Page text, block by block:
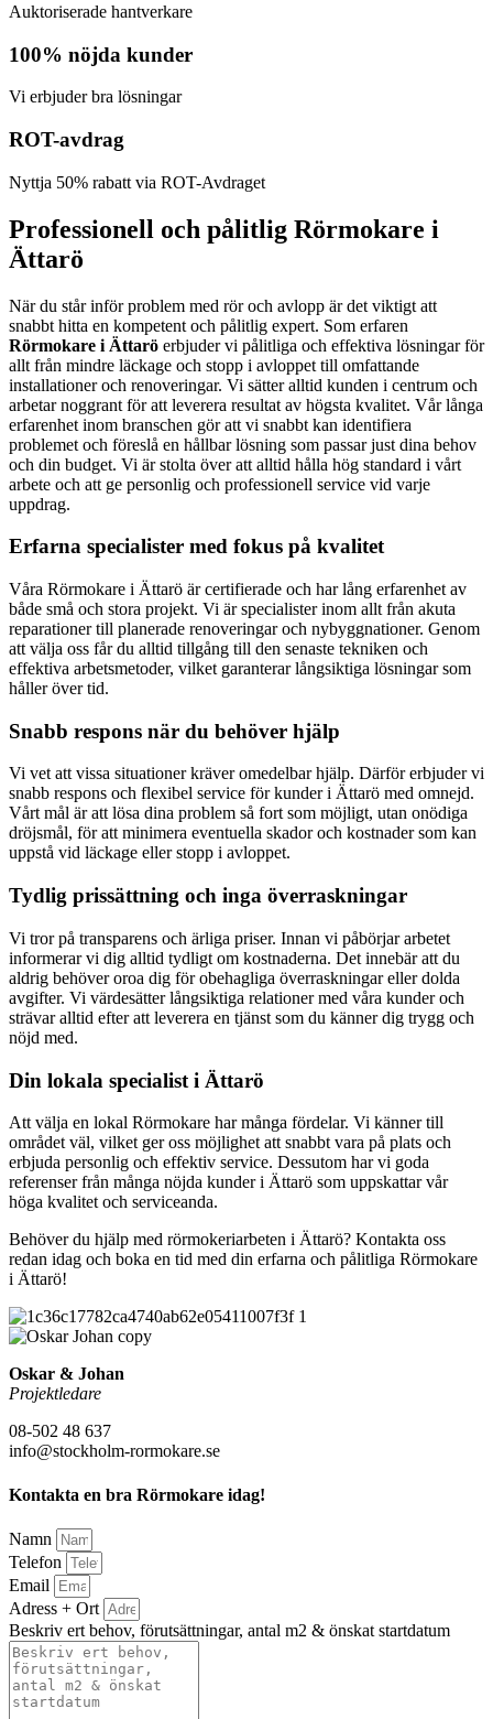
Auktoriserade hantverkare
100% nöjda kunder
Vi erbjuder bra lösningar
ROT-avdrag
Nyttja 50% rabatt via ROT-Avdraget
Professionell och pålitlig Rörmokare i
Ättarö
När du står inför problem med rör och avlopp är det viktigt att
snabbt hitta en kompetent och pålitlig expert. Som erfaren
Rörmokare i Ättarö erbjuder vi pålitliga och effektiva lösningar för
allt från mindre läckage och stopp i avloppet till omfattande
installationer och renoveringar. Vi sätter alltid kunden i centrum och
arbetar noggrant för att leverera resultat av högsta kvalitet. Vår långa
erfarenhet inom branschen gör att vi snabbt kan identifiera
problemet och föreslå en hållbar lösning som passar just dina behov
och din budget. Vi är stolta över att alltid hålla hög standard i vårt
arbete och att ge personlig och professionell service vid varje
uppdrag.
Erfarna specialister med fokus på kvalitet
Våra Rörmokare i Ättarö är certifierade och har lång erfarenhet av
både små och stora projekt. Vi är specialister inom allt från akuta
reparationer till planerade renoveringar och nybyggnationer. Genom
att välja oss får du alltid tillgång till den senaste tekniken och
effektiva arbetsmetoder, vilket garanterar långsiktiga lösningar som
håller över tid.
Snabb respons när du behöver hjälp
Vi vet att vissa situationer kräver omedelbar hjälp. Därför erbjuder vi
snabb respons och flexibel service för kunder i Ättarö med omnejd.
Vårt mål är att lösa dina problem så fort som möjligt, utan onödiga
dröjsmål, för att minimera eventuella skador och kostnader som kan
uppstå vid läckage eller stopp i avloppet.
Tydlig prissättning och inga överraskningar
Vi tror på transparens och ärliga priser. Innan vi påbörjar arbetet
informerar vi dig alltid tydligt om kostnaderna. Det innebär att du
aldrig behöver oroa dig för obehagliga överraskningar eller dolda
avgifter. Vi värdesätter långsiktiga relationer med våra kunder och
strävar alltid efter att leverera en tjänst som du känner dig trygg och
nöjd med.
Din lokala specialist i Ättarö
Att välja en lokal Rörmokare har många fördelar. Vi känner till
området väl, vilket ger oss möjlighet att snabbt vara på plats och
erbjuda personlig och effektiv service. Dessutom har vi goda
referenser från många nöjda kunder i Ättarö som uppskattar vår
höga kvalitet och serviceanda.
Behöver du hjälp med rörmokeriarbeten i Ättarö? Kontakta oss
redan idag och boka en tid med din erfarna och pålitliga Rörmokare
i Ättarö!
Oskar & Johan
Projektledare
08-502 48 637
info@stockholm-rormokare.se
Kontakta en bra Rörmokare idag!
Namn
Telefon
Email
Adress + Ort
Beskriv ert behov, förutsättningar, antal m2 & önskat startdatum